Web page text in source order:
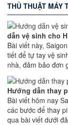
THỦ THUẬT MÁY
dẫn vệ sinh cho
Bài viết này,
tiết để tự tay vệ
nhà, đảm bảo đơn
Hướng dẫn thay
Bài viết hôm nay
các bước để thay
qua bài viết dưới